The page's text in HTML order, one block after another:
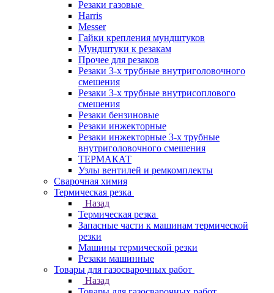
Резаки газовые
Harris
Messer
Гайки крепления мундштуков
Мундштуки к резакам
Прочее для резаков
Резаки 3-х трубные внутриголовочного
смешения
Резаки 3-х трубные внутрисоплового
смешения
Резаки бензиновые
Резаки инжекторные
Резаки инжекторные 3-х трубные
внутриголовочного смешения
ТЕРМАКАТ
Узлы вентилей и ремкомплекты
Сварочная химия
Термическая резка
Назад
Термическая резка
Запасные части к машинам термической
резки
Машины термической резки
Резаки машинные
Товары для газосварочных работ
Назад